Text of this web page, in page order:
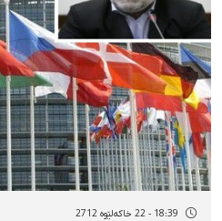
18:39 - 22 خاکەلێوه 2712